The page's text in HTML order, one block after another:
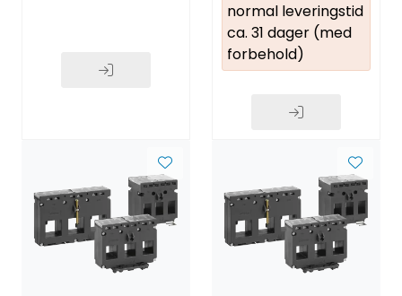
normal leveringstid
ca. 31 dager (med
forbehold)